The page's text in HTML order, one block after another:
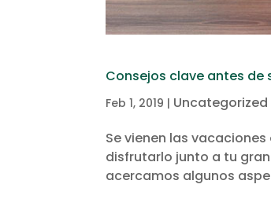
Consejos clave antes
Feb 1, 2019 | Uncategorized
Se vienen las
disfrutarlo junto a tu
acercamos algunos